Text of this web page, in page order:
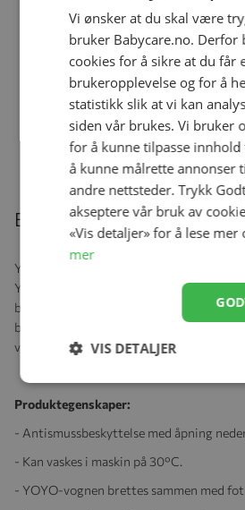
kr 699,00kr 649,00
Stokke® YOYO® 6+,
kr 299,00
Beskrivelse
YOYO vognpose er utformet slik at barn
YOYO takket være sherpa-fôret, gir
beskyttelse. I veldig kaldt vær holder
babyen din enda varmere. For å tilpasse
vendbar og den øvre delen av fotposen er
Produktegenskaper:
- Antismussbeskyttelse med åpning
- Kan vaskes i maskin på 30°C.
- YOYO-vognen brettes sammen med
Vi ønsker at du skal være
bruker Babycare.no. Derfor
cookies for å sikre at du får
brukeropplevelse og for å
statistikk slik at vi kan
siden vår brukes. Vi bruker
for å kunne tilpasse
å kunne målrette annonser
andre nettsteder. Trykk
akseptere vår bruk av
«Vis detaljer» for å lese mer
mer
VIS DETALJER